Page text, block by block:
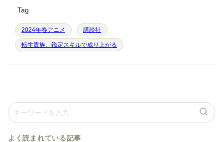
Tag
2024年春アニメ 講談社
転生貴族、鑑定スキルで成り上がる
よく読まれている記事